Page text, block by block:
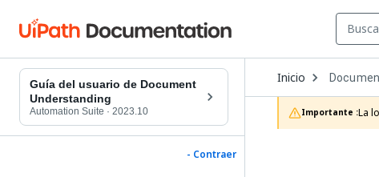
Guía del usuario de Document
Understanding
Automation Suite · 2023.10
- Contraer
Inicio Open
Dropdown
to
choose
product
Importante :La